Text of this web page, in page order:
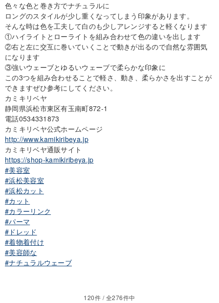
色々な色と巻き方でナチュラルに
ロングのスタイルが少し重くなってしまう印象があります。
そんな時は色を工夫して白のも少しアレンジすると軽くなります
①ハイライトとローライトを組み合わせて色の違いを出します
②右と左に交互に巻いていくことで動きが出るので自然な雰囲気
になります
③強いウェーブとゆるいウェーブで柔らかな印象に
この3つを組み合わせることで軽さ、動き、柔らかさを出すことが
できますぜひ参考にしてください。
カミキリベヤ
静岡県浜松市東区有玉南町872-1
電話0534331873
カミキリベヤ公式ホームページ
http://www.kamikiribeya.jp
カミキリベヤ通販サイト
https://shop-kamikiribeya.jp
#美容室
#浜松美容室
#浜松カット
#カット
#カラーリンク
#パーマ
#ドレッド
#着物着付け
#美容師な
#ナチュラルウェーブ
120件 / 全276件中